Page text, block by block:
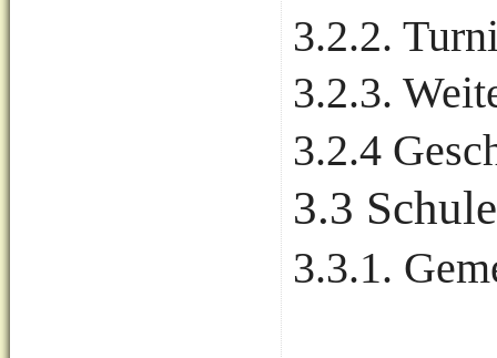
3.2.2.
3.2.3.
3.2.4
3.3
3.3.1.